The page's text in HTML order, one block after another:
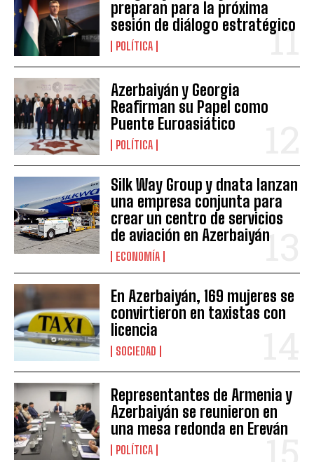
preparan para la próxima
sesión de diálogo estratégico
POLÍTICA
Azerbaiyán y Georgia
Reafirman su Papel como
Puente Euroasiático
POLÍTICA
Silk Way Group y dnata lanzan
una empresa conjunta para
crear un centro de servicios
de aviación en Azerbaiyán
ECONOMÍA
En Azerbaiyán, 169 mujeres se
convirtieron en taxistas con
licencia
SOCIEDAD
Representantes de Armenia y
Azerbaiyán se reunieron en
una mesa redonda en Ereván
POLÍTICA